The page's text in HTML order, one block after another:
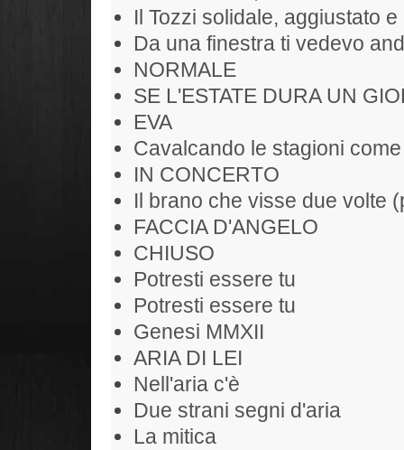
Il Tozzi solidale, aggiustato
Da una finestra ti vedevo
NORMALE
SE L'ESTATE DURA UN
EVA
Cavalcando le stagioni
IN CONCERTO
Il brano che visse due volte
FACCIA D'ANGELO
CHIUSO
Potresti essere tu
Potresti essere tu
Genesi MMXII
ARIA DI LEI
Nell'aria c'è
Due strani segni d'aria
La mitica